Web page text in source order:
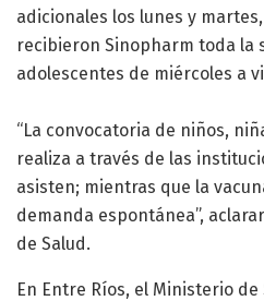
adicionales los lunes y
recibieron Sinopharm toda la
adolescentes de miércoles a
“La convocatoria de niños,
realiza a través de las
asisten; mientras que la
demanda espontánea”,
de Salud.
En Entre Ríos, el Ministerio